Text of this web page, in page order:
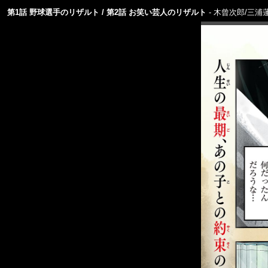
第1話 野球選手のリザルト / 第2話 お笑い芸人のリザルト 木曾次郎/三浦